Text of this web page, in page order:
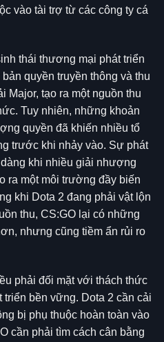
vào tài trợ từ các công ty cá
thái thương mại phát triển
quyền truyền thông và thu
Major, tạo ra một nguồn thu
Tuy nhiên, những khoản
quyền đã khiến nhiều tổ
trước khi nhảy vào. Sự phát
khi nhiều giải nhượng
ra một môi trường đầy biến
khi Dota 2 đang phải vật lộn
thu, CS:GO lại có những
nhưng cũng tiềm ẩn rủi ro
phải đối mặt với thách thức
bền vững. Dota 2 cần cải
bị phụ thuộc hoàn toàn vào
cần phải tìm cách cân bằng